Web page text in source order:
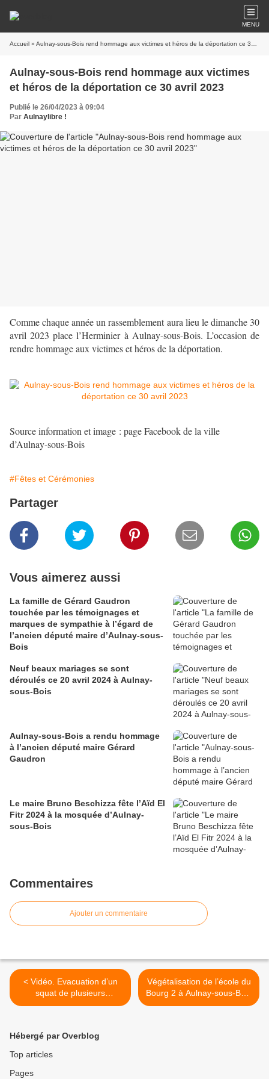
MENU
Accueil » Aulnay-sous-Bois rend hommage aux victimes et héros de la déportation ce 30 avril 2023
Aulnay-sous-Bois rend hommage aux victimes
et héros de la déportation ce 30 avril 2023
Publié le 26/04/2023 à 09:04
Par Aulnaylibre !
Comme chaque année un rassemblement aura lieu le dimanche 30
avril 2023 place l’Herminier à Aulnay-sous-Bois. L’occasion de
rendre hommage aux victimes et héros de la déportation.
Source information et image : page Facebook de la ville
d’Aulnay-sous-Bois
#Fêtes et Cérémonies
Partager
Vous aimerez aussi
La famille de Gérard Gaudron
touchée par les témoignages et
marques de sympathie à l’égard de
l’ancien député maire d’Aulnay-sous-
Bois
Neuf beaux mariages se sont
déroulés ce 20 avril 2024 à Aulnay-
sous-Bois
Aulnay-sous-Bois a rendu hommage
à l’ancien député maire Gérard
Gaudron
Le maire Bruno Beschizza fête l’Aïd El
Fitr 2024 à la mosquée d’Aulnay-
sous-Bois
Commentaires
Ajouter un commentaire
< Vidéo. Evacuation d’un
squat de plusieurs
centaines de personnes sur
Végétalisation de l’école du
Bourg 2 à Aulnay-sous-Bois
>
Hébergé par Overblog
Top articles
Pages